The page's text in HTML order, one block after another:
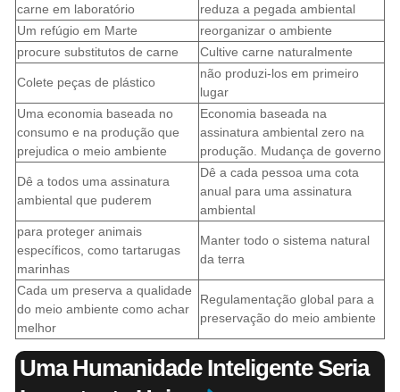
carne em laboratório
reduza a pegada ambiental
Um refúgio em Marte
reorganizar o ambiente
procure substitutos de carne
Cultive carne naturalmente
Colete peças de plástico
não produzi-los em primeiro
lugar
Uma economia baseada no
consumo e na produção que
prejudica o meio ambiente
Economia baseada na
assinatura ambiental zero na
produção. Mudança de governo
Dê a todos uma assinatura
ambiental que puderem
Dê a cada pessoa uma cota
anual para uma assinatura
ambiental
para proteger animais
específicos, como tartarugas
marinhas
Manter todo o sistema natural
da terra
Cada um preserva a qualidade
do meio ambiente como achar
melhor
Regulamentação global para a
preservação do meio ambiente
Uma Humanidade Inteligente Seria